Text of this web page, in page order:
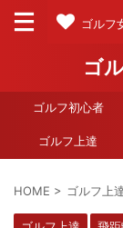
ゴルフ
ゴ
ゴルフ初心者
ゴルフ上達
HOME > ゴルフ上